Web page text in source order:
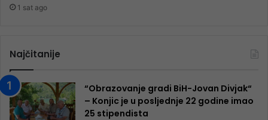
1 sat ago
Najčitanije
“Obrazovanje gradi BiH-Jovan Divjak“
– Konjic je u posljednje 22 godine imao
25 ​​stipendista